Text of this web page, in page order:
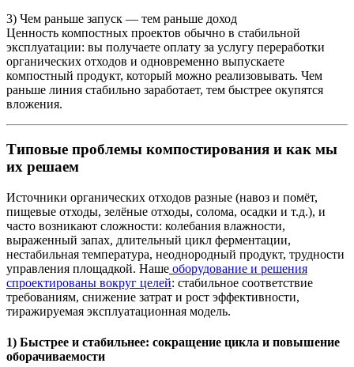
3) Чем раньше запуск — тем раньше доход
Ценность компостных проектов обычно в стабильной
эксплуатации: вы получаете оплату за услугу переработки
органических отходов и одновременно выпускаете
компостный продукт, который можно реализовывать. Чем
раньше линия стабильно заработает, тем быстрее окупятся
вложения.
Типовые проблемы компостирования и как мы
их решаем
Источники органических отходов разные (навоз и помёт,
пищевые отходы, зелёные отходы, солома, осадки и т.д.), и
часто возникают сложности: колебания влажности,
выраженный запах, длительный цикл ферментации,
нестабильная температура, неоднородный продукт, трудности
управления площадкой. Наше оборудование и решения
спроектированы вокруг целей: стабильное соответствие
требованиям, снижение затрат и рост эффективности,
тиражируемая эксплуатационная модель.
1) Быстрее и стабильнее: сокращение цикла и повышение
оборачиваемости